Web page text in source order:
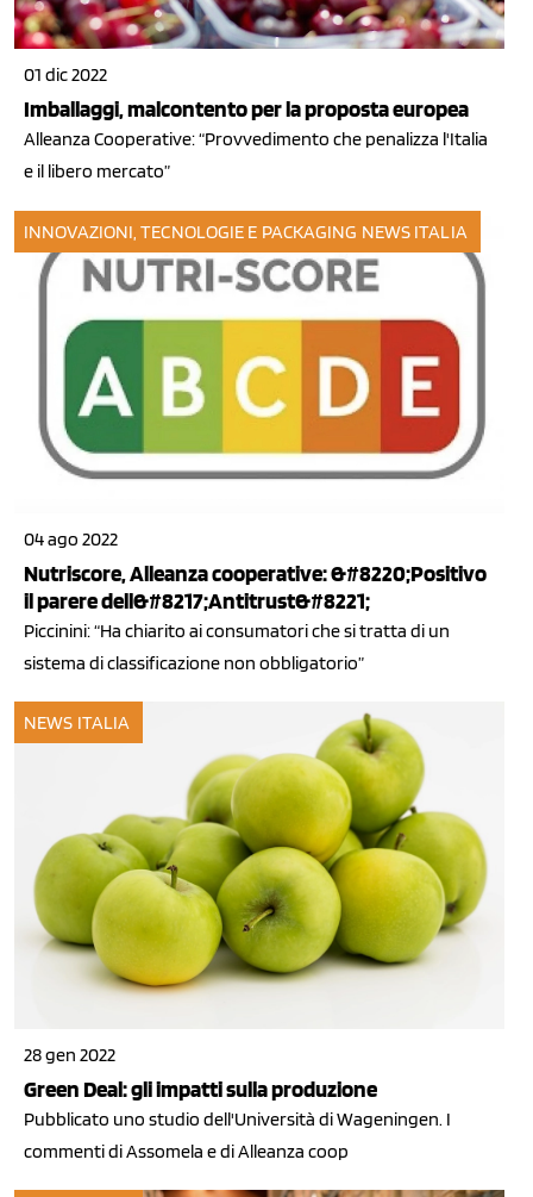
01 dic 2022
Imballaggi, malcontento per la proposta europea
Alleanza Cooperative: “Provvedimento che penalizza l'Italia
e il libero mercato”
INNOVAZIONI, TECNOLOGIE E PACKAGING NEWS ITALIA
04 ago 2022
Nutriscore, Alleanza cooperative: &#8220;Positivo
il parere dell&#8217;Antitrust&#8221;
Piccinini: “Ha chiarito ai consumatori che si tratta di un
sistema di classificazione non obbligatorio”
NEWS ITALIA
28 gen 2022
Green Deal: gli impatti sulla produzione
Pubblicato uno studio dell'Università di Wageningen. I
commenti di Assomela e di Alleanza coop